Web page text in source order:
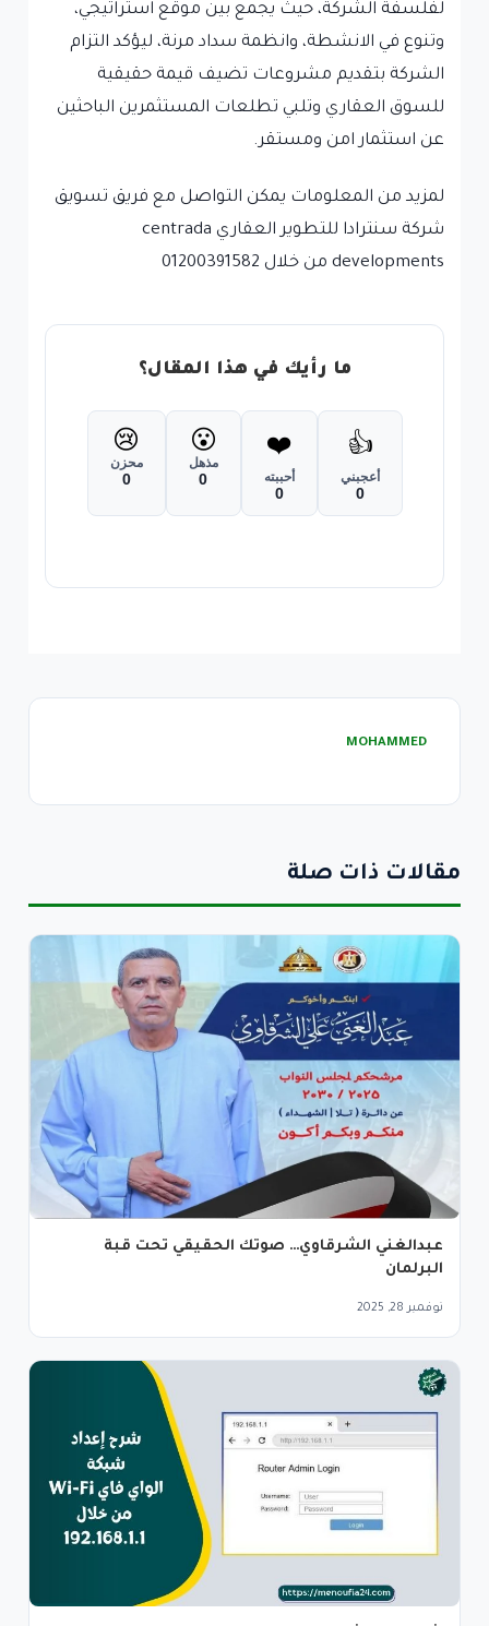
لفلسفة الشركة، حيث يجمع بين موقع استراتيجي،
وتنوع في الانشطة، وانظمة سداد مرنة، ليؤكد التزام
الشركة بتقديم مشروعات تضيف قيمة حقيقية
للسوق العقاري وتلبي تطلعات المستثمرين الباحثين
عن استثمار امن ومستقر.
لمزيد من المعلومات يمكن التواصل مع فريق تسويق
شركة سنترادا للتطوير العقاري centrada
developments من خلال 01200391582
ما رأيك في هذا المقال؟
👍
أعجبني
0
❤️
أحببته
0
😮
مذهل
0
😢
محزن
0
MOHAMMED
مقالات ذات صلة
عبدالغني الشرقاوي… صوتك الحقيقي تحت قبة
البرلمان
نوفمبر 28, 2025